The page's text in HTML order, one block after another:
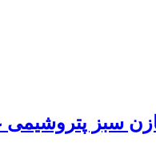
سبز پتروشیمی